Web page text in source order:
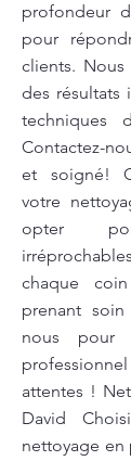
profondeur
pour
clients.
des résultats
techniques
Contactez-
et soigné!
votre
opter
chaque
prenant
nous pour
attentes !
David
nettoyage en